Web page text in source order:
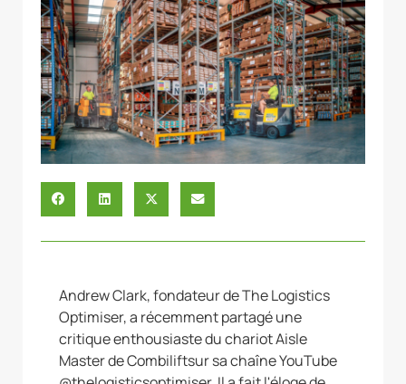
Andrew Clark, fondateur de The Logistics
Optimiser, a récemment partagé une
critique enthousiaste du chariot Aisle
Master de Combiliftsur sa chaîne YouTube